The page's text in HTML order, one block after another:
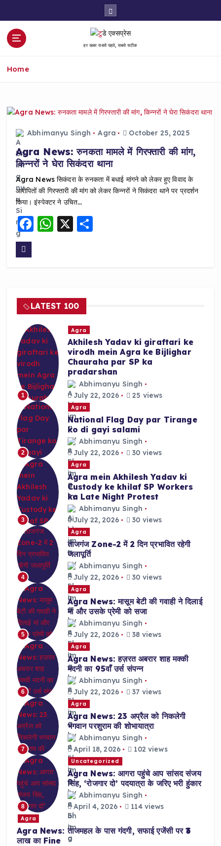
हर खबर सबसे पहले, सबसे सटीक
Home
Abhimanyu Singh Agra October 25, 2025
Agra News: रुनकता मामले में गिरफ्तारी की मांग,
किन्नरों ने घेरा सिकंदरा थाना
Agra News सिकंदरा के रुनकता में बधाई मांगने को लेकर हुए विवाद के
आरोपितों की गिरफ्तारी की मांग को लेकर किन्नरों ने सिकंदरा थाने पर प्रदर्शन
किया। इंस्पेक्टर ने उचित…
F
o
o
k
W
p
p
X S
LATEST 100
1
Agra
Akhilesh Yadav ki giraftari ke
virodh mein Agra ke Bijlighar
Chauraha par SP ka
pradarshan
Abhimanyu Singh
July 22, 2026
25 views
2
Agra
National Flag Day par Tirange
ko di gayi salami
Abhimanyu Singh
July 22, 2026
30 views
3
Agra
Agra mein Akhilesh Yadav ki
Custody ke khilaf SP Workers
ka Late Night Protest
Abhimanyu Singh
July 22, 2026
30 views
4
Agra
ताजगंज Zone-2 में 2 दिन प्रभावित रहेगी
जलापूर्ति
Abhimanyu Singh
July 22, 2026
30 views
5
Agra
Agra News: मासूम बेटी की गवाही ने दिलाई
मां और उसके प्रेमी को सजा
Abhimanyu Singh
July 22, 2026
38 views
6
Agra
Agra News: हज़रत अबरार शाह मक्की
मदनी का 95वाँ उर्स संपन्न
Abhimanyu Singh
July 22, 2026
37 views
7
Agra
Agra News: 23 अप्रैल को निकलेगी
भगवान परशुराम की शोभायात्रा
Abhimanyu Singh
April 18, 2026
102 views
8
Uncategorized
Agra News: आगरा पहुंचे आप सांसद संजय
सिंह, ‘रोजगार दो’ पदयात्रा के जरिए भरी हुंकार
Abhimanyu Singh
April 4, 2026
114 views
Agra
Agra News: ताजमहल के पास गंदगी, सफाई एजेंसी पर ₹3
लाख का Fine